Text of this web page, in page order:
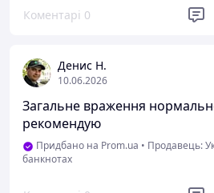
Коментарі 0
Денис Н.
10.06.2026
Загальне враження
рекомендую
Придбано на Prom.ua • Продавець:
банкнотах